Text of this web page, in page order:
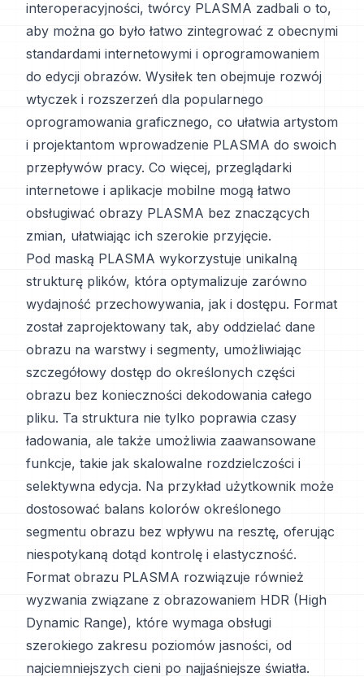
interoperacyjności, twórcy PLASMA zadbali o to,
aby można go było łatwo zintegrować z obecnymi
standardami internetowymi i oprogramowaniem
do edycji obrazów. Wysiłek ten obejmuje rozwój
wtyczek i rozszerzeń dla popularnego
oprogramowania graficznego, co ułatwia artystom
i projektantom wprowadzenie PLASMA do swoich
przepływów pracy. Co więcej, przeglądarki
internetowe i aplikacje mobilne mogą łatwo
obsługiwać obrazy PLASMA bez znaczących
zmian, ułatwiając ich szerokie przyjęcie.
Pod maską PLASMA wykorzystuje unikalną
strukturę plików, która optymalizuje zarówno
wydajność przechowywania, jak i dostępu. Format
został zaprojektowany tak, aby oddzielać dane
obrazu na warstwy i segmenty, umożliwiając
szczegółowy dostęp do określonych części
obrazu bez konieczności dekodowania całego
pliku. Ta struktura nie tylko poprawia czasy
ładowania, ale także umożliwia zaawansowane
funkcje, takie jak skalowalne rozdzielczości i
selektywna edycja. Na przykład użytkownik może
dostosować balans kolorów określonego
segmentu obrazu bez wpływu na resztę, oferując
niespotykaną dotąd kontrolę i elastyczność.
Format obrazu PLASMA rozwiązuje również
wyzwania związane z obrazowaniem HDR (High
Dynamic Range), które wymaga obsługi
szerokiego zakresu poziomów jasności, od
najciemniejszych cieni po najjaśniejsze światła.